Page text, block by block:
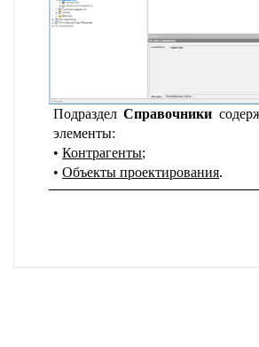
ПодразделСправочники
элементы:
Контрагенты;
Объекты проектирования.